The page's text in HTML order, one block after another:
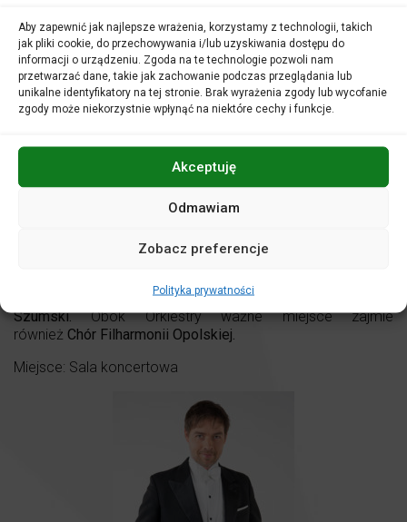
Aby zapewnić jak najlepsze wrażenia, korzystamy z technologii, takich
jak pliki cookie, do przechowywania i/lub uzyskiwania dostępu do
informacji o urządzeniu. Zgoda na te technologie pozwoli nam
przetwarzać dane, takie jak zachowanie podczas przeglądania lub
unikalne identyfikatory na tej stronie. Brak wyrażenia zgody lub wycofanie
zgody może niekorzystnie wpłynąć na niektóre cechy i funkcje.
Akceptuję
Odmawiam
Zobacz preferencje
Polityka prywatności
Golgotę i śmierć na krzyżu. Kompozycja składa się z trzech
nieustannie przeplatających się ze sobą warstw: pierwszą
stanowi treść ewangelii, gdzie soliści i chór wcielają się w
konkretne postaci rozgrywającego się dramatu. Drugą jest
charakterystyczny dla tradycji protestanckiej komenarz w
postaci chorału luterańskiego. Jedenaście fragmentów
uczuciach wiernych. Arie oparte na współczesnych
Bachowi tekstach poetyckich składają się na trzecią,
medytacyjną warstwę Pasji.
Filharmonii Opolskiej,Przemysława Neumanna
Magdalena Wachowska, Maciej Kwaśnikowski i Sebastian
Szumski.Obok Orkiestry ważne miejsce zajmie
również Chór Filharmonii Opolskiej.
Miejsce: Sala koncertowa